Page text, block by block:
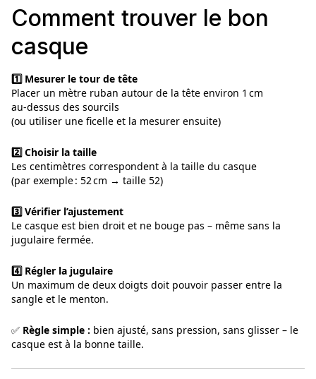
Comment trouver le bon
casque
1️⃣ Mesurer le tour de tête
Placer un mètre ruban autour de la tête environ 1 cm
au‑dessus des sourcils
(ou utiliser une ficelle et la mesurer ensuite)
2️⃣ Choisir la taille
Les centimètres correspondent à la taille du casque
(par exemple : 52 cm → taille 52)
3️⃣ Vérifier l’ajustement
Le casque est bien droit et ne bouge pas – même sans la
jugulaire fermée.
4️⃣ Régler la jugulaire
Un maximum de deux doigts doit pouvoir passer entre la
sangle et le menton.
✅ Règle simple : bien ajusté, sans pression, sans glisser – le
casque est à la bonne taille.